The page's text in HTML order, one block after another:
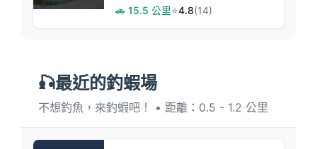
釣場
🚗 15.5 公里⭐4.8(14)
🎣最近的釣蝦場
不想釣魚，來釣蝦吧！ • 距離：0.5 - 1.2 公里